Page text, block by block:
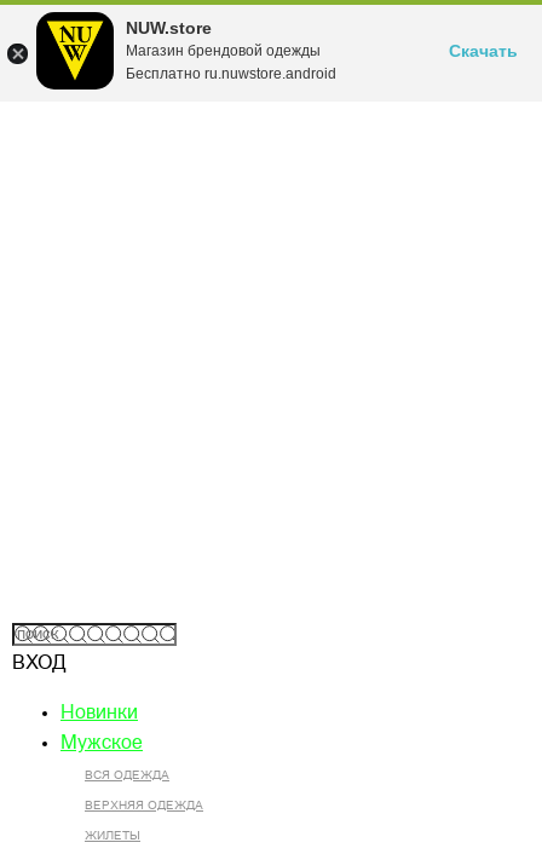
NUW.store
Магазин брендовой одежды
Бесплатно ru.nuwstore.android
Скачать
ВХОД
Новинки
Мужское
ВСЯ ОДЕЖДА
ВЕРХНЯЯ ОДЕЖДА
ЖИЛЕТЫ